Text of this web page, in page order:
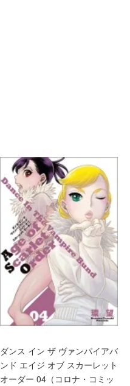
ダンス イン ザ ヴァンパイアバ
ンド エイジ オブ スカーレット
オーダー 04（コロナ・コミッ